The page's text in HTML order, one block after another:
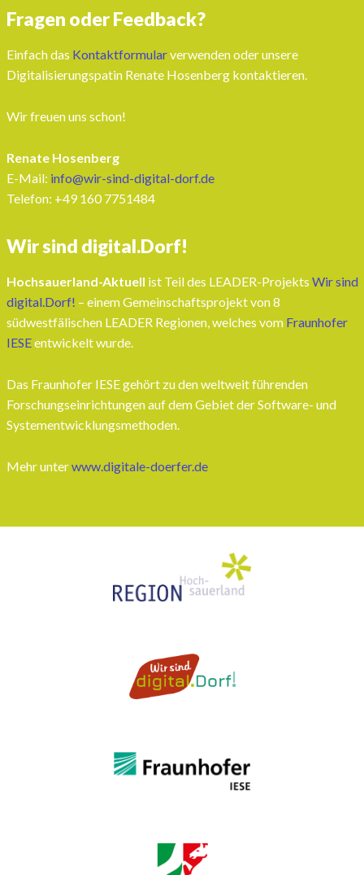
Fragen oder Feedback?
Einfach das Kontaktformularverwenden oder unsere
Digitalisierungspatin Renate Hosenberg kontaktieren.
Wir freuen uns schon!
Renate Hosenberg
E-Mail: info@wir-sind-digital-dorf.de
Telefon: ‭+49 160 7751484‬
Wir sind digital.Dorf!
Hochsauerland-Aktuell ist Teil des LEADER-Projekts Wir sind
digital.Dorf! – einem Gemeinschaftsprojekt von 8
südwestfälischen LEADER Regionen, welches vom Fraunhofer
IESEentwickelt wurde.
Das Fraunhofer IESE gehört zu den weltweit führenden
Forschungseinrichtungen auf dem Gebiet der Software- und
Systementwicklungsmethoden.
Mehr unterwww.digitale-doerfer.de